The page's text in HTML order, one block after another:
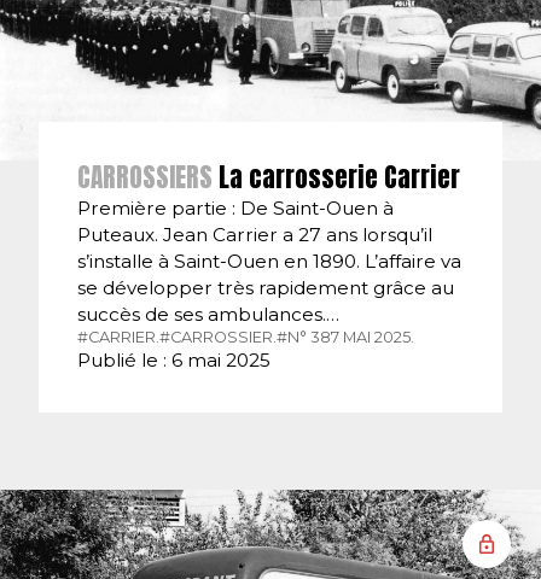
CARROSSIERS La carrosserie Carrier
Première partie : De Saint-Ouen à
Puteaux. Jean Carrier a 27 ans lorsqu’il
s’installe à Saint-Ouen en 1890. L’affaire va
se développer très rapidement grâce au
succès de ses ambulances.…
#CARRIER.#CARROSSIER.#N° 387 MAI 2025.
Publié le : 6 mai 2025